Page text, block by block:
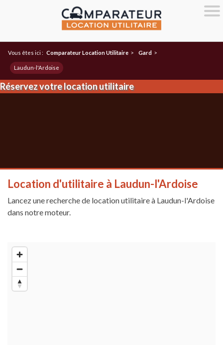
Vous êtes ici : Comparateur Location Utilitaire > Gard >
Laudun-l'Ardoise
Réservez votre location utilitaire
Location d'utilitaire à Laudun-l'Ardoise
Lancez une recherche de location utilitaire à Laudun-l'Ardoise
dans notre moteur.